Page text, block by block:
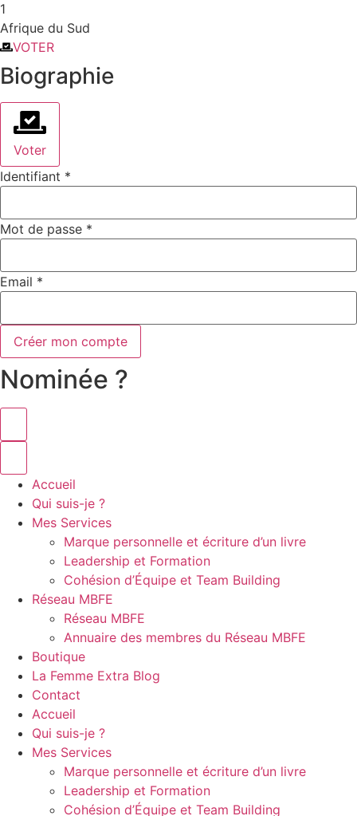
1
Afrique du Sud
VOTER
Biographie
Voter
Identifiant *
Mot de passe *
Email *
Créer mon compte
Nominée ?
Accueil
Qui suis-je ?
Mes Services
Marque personnelle et écriture d’un livre
Leadership et Formation
Cohésion d’Équipe et Team Building
Réseau MBFE
Réseau MBFE
Annuaire des membres du Réseau MBFE
Boutique
La Femme Extra Blog
Contact
Accueil
Qui suis-je ?
Mes Services
Marque personnelle et écriture d’un livre
Leadership et Formation
Cohésion d’Équipe et Team Building